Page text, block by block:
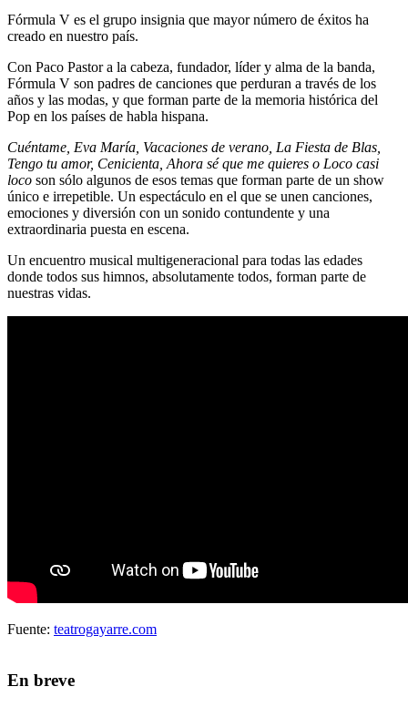
Fórmula V es el grupo insignia que mayor número de éxitos ha
creado en nuestro país.
Con Paco Pastor a la cabeza, fundador, líder y alma de la banda,
Fórmula V son padres de canciones que perduran a través de los
años y las modas, y que forman parte de la memoria histórica del
Pop en los países de habla hispana.
Cuéntame, Eva María, Vacaciones de verano, La Fiesta de Blas,
Tengo tu amor, Cenicienta, Ahora sé que me quieres o Loco casi
loco son sólo algunos de esos temas que forman parte de un show
único e irrepetible. Un espectáculo en el que se unen canciones,
emociones y diversión con un sonido contundente y una
extraordinaria puesta en escena.
Un encuentro musical multigeneracional para todas las edades
donde todos sus himnos, absolutamente todos, forman parte de
nuestras vidas.
Fuente: teatrogayarre.com
En breve